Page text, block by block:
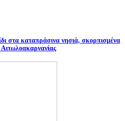
στα καταπράσινα νησιά, σκορπισμένα